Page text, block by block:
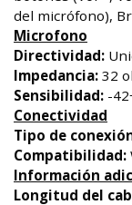
del micrófono),
Microfono
Directividad:
Impedancia: 32
Sensibilidad: -
Conectividad
Tipo de
Compatibilidad:
Información
Longitud del